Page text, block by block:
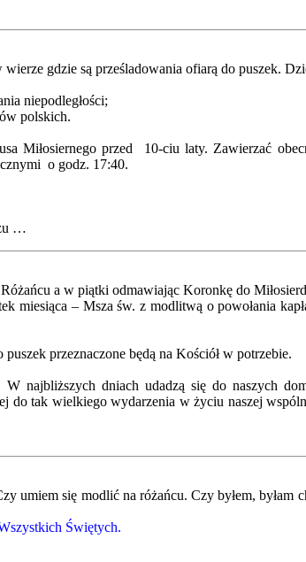
gdzie są prześladowania ofiarą do puszek.
niepodległości;
polskich.
Miłosiernego przed 10-ciu laty. Zawierzać
o godz. 17:40.
…
a w piątki odmawiając Koronkę do
– Msza św. z modlitwą o powołania
przeznaczone będą na Kościół w potrzebie.
najbliższych dniach udadzą się do naszych
do tak wielkiego wydarzenia w życiu naszej
umiem się modlić na różańcu. Czy byłem, byłam
Świętych.